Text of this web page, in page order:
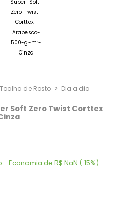
Toalha de Rosto > Dia a dia
Soft Zero Twist Corttex
Economia de R$ NaN ( 15%)